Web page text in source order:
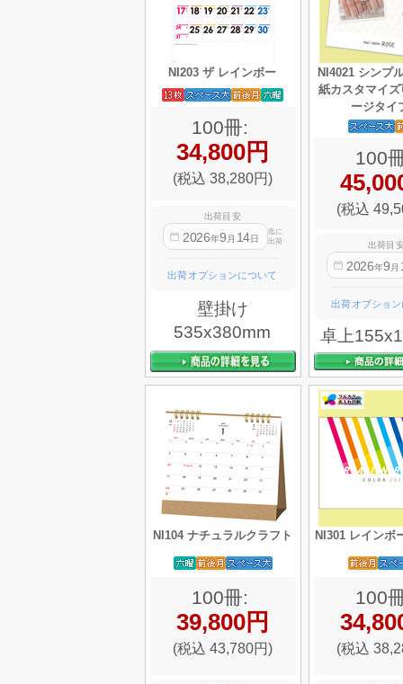
NI203 ザ レインボー
100冊:
34,800円
(税込 38,280円)
出荷目安
2026年9 月 14日
迄に
出荷
出荷オプションについて
壁掛け
535x380mm
NI4021 シンプ
紙カスタマイ
ージタイ
100
(税込
出荷目
2026年9 月
出荷オプショ
卓上
NI104 ナチュラルクラフト
100冊:
39,800円
(税込 43,780円)
NI301 レインボ
100
(税込